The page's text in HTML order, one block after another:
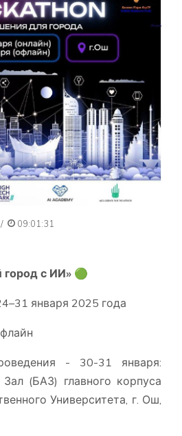
/ 09:01:31
город с ИИ» 🟢
января 2025 года
- 30-31 января:
(БАЗ) главного корпуса
Университета, г. Ош,